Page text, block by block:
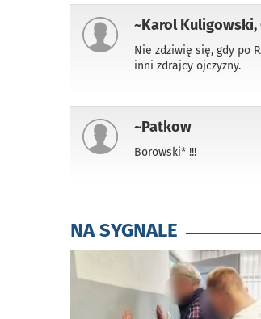
~Karol Kuligowski,
Nie zdziwię się, gdy po
inni zdrajcy ojczyzny.
~Patkow
Borowski* !!!
NA SYGNALE